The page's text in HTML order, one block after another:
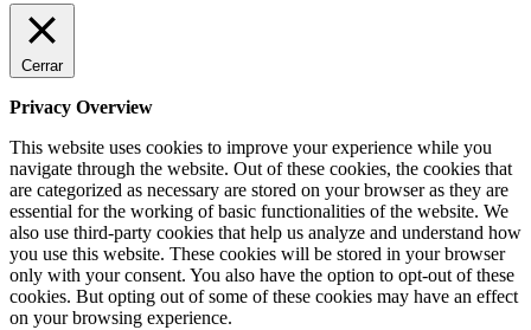
Cerrar
Privacy Overview
This website uses cookies to improve your experience while you
navigate through the website. Out of these cookies, the cookies that
are categorized as necessary are stored on your browser as they are
essential for the working of basic functionalities of the website. We
also use third-party cookies that help us analyze and understand how
you use this website. These cookies will be stored in your browser
only with your consent. You also have the option to opt-out of these
cookies. But opting out of some of these cookies may have an effect
on your browsing experience.